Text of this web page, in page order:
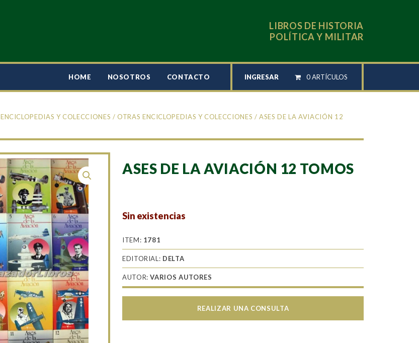
LIBROS DE HISTORIA
POLÍTICA Y MILITAR
HOME NOSOTROS CONTACTO INGRESAR 0 ARTÍCULOS
ENCICLOPEDIAS Y COLECCIONES /OTRAS ENCICLOPEDIAS Y COLECCIONES / ASES DE LA AVIACIÓN 12
ASES DE LA AVIACIÓN 12 TOMOS
Sin existencias
ITEM: 1781
EDITORIAL: DELTA
AUTOR:VARIOS AUTORES
REALIZAR UNA CONSULTA